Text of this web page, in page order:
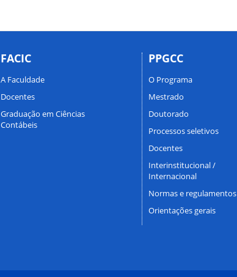
FACIC
A Faculdade
Docentes
Graduação em Ciências
Contábeis
PPGCC
O Programa
Mestrado
Doutorado
Processos seletivos
Docentes
Interinstitucional /
Internacional
Normas e regulamentos
Orientações gerais